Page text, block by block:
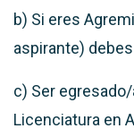
b) Si eres
aspirante)
c) Ser
Licenciatura en